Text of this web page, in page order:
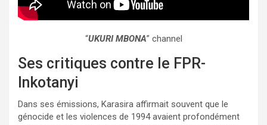
“UKURI MBONA” channel
Ses critiques contre le FPR-
Inkotanyi
Dans ses émissions, Karasira affirmait souvent que le
génocide et les violences de 1994 avaient profondément